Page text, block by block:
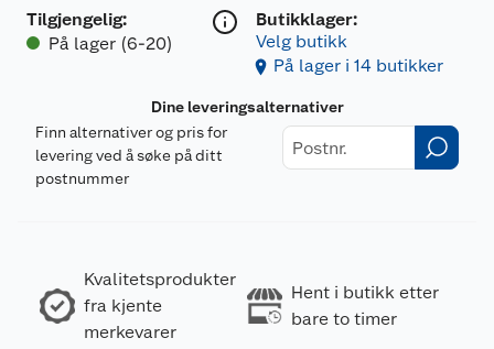
Tilgjengelig:
På lager (6-20)
Butikklager:
Velg butikk
På lager i 14 butikker
Dine leveringsalternativer
Finn alternativer og pris for
levering ved å søke på ditt
postnummer
Kvalitetsprodukter
fra kjente
merkevarer
Hent i butikk etter
bare to timer